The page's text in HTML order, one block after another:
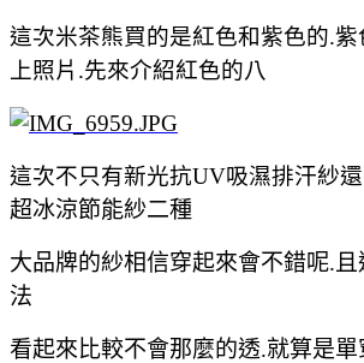
這次米茶熊買的是紅色和紫色的.
上照片.先來介紹紅色的八
這次不只有新光抗UV吸濕排汗紗
超冰涼節能紗二種
大品牌的紗相信穿起來會不錯呢.
法
看起來比較不會那麼的透.就算是單